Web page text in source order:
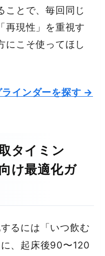
ことで、毎回同じ
再現性」を重視す
にこそ使ってほし
インダーを探す →
タイミン
け最適化ガ
るには「いつ飲む
、起床後90〜120